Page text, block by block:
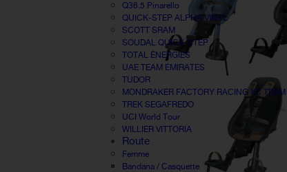
Q36.5 Pinarello
QUICK-STEP ALPHA VINYL
SCOTT SRAM
SOUDAL QUICK-STEP
TOTAL ÉNERGIES
UAE TEAM EMIRATES
TUDOR
MONDRAKER FACTORY RACING XC TEAM
TREK SEGAFREDO
UCI World Tour
WILLIER VITTORIA
Route
Femme
Bandana / Casquette